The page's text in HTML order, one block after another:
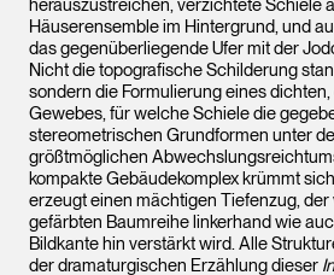
herauszustreichen, verzichtete Schiele
Häuserensemble im Hintergrund, und
das gegenüberliegende Ufer mit der
Nicht die topografische Schilderung
sondern die Formulierung eines
Gewebes, für welche Schiele die
stereometrischen Grundformen unter
größtmöglichen
kompakte Gebäudekomplex krümmt
erzeugt einen mächtigen Tiefenzug,
gefärbten Baumreihe linkerhand wie
Bildkante hin verstärkt wird. Alle
der dramaturgischen Erzählung dieser